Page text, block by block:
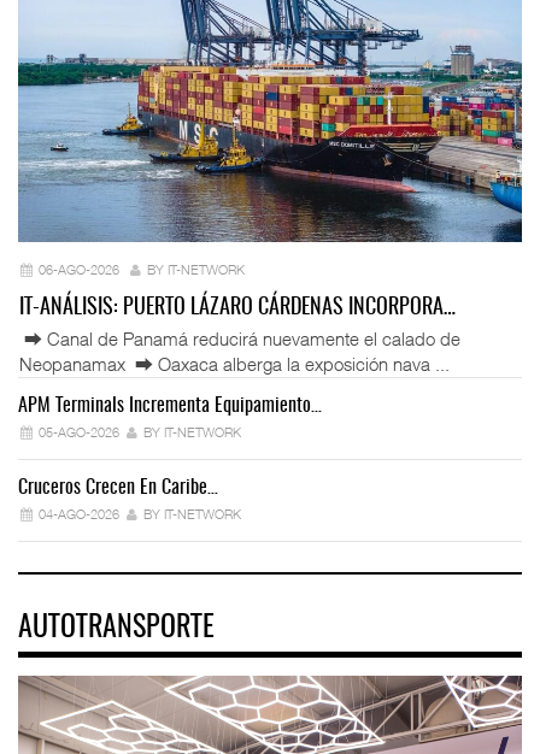
06-AGO-2026 BY IT-NETWORK
IT-ANÁLISIS: PUERTO LÁZARO CÁRDENAS INCORPORA…
⮕ Canal de Panamá reducirá nuevamente el calado de
Neopanamax ⮕ Oaxaca alberga la exposición nava ...
APM Terminals Incrementa Equipamiento…
05-AGO-2026 BY IT-NETWORK
Cruceros Crecen En Caribe…
04-AGO-2026 BY IT-NETWORK
AUTOTRANSPORTE